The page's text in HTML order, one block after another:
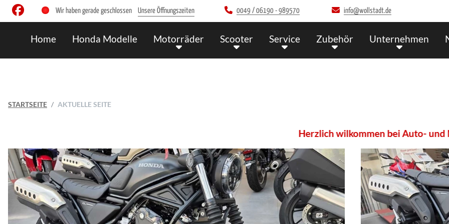
Wir haben gerade geschlossen Unsere Öffnungszeiten 0049 / 06190 - 989570 info@wollstadt.de
Home Honda Modelle Motorräder Scooter Service Zubehör Unternehmen
STARTSEITE AKTUELLE SEITE
Herzlich wilkommen bei Auto- und Motorrad-